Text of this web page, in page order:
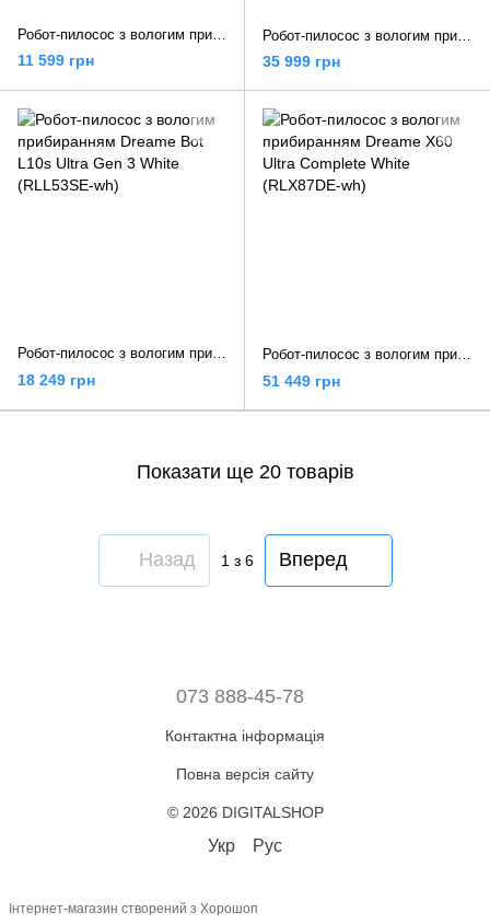
11 599 грн 35 999 грн
Робот-пилосос з вологим прибиранням Dreame Bot L10s Ultra Gen 3 White (RLL53SE-wh)
18 249 грн
Робот-пилосос з вологим прибиранням Dreame X60 Ultra Complete White (RLX87DE-wh)
51 449 грн
Показати ще 20 товарів
Назад 1 з 6 Вперед
073 888-45-78
Контактна інформація
Повна версія сайту
© 2026 DIGITALSHOP
Укр Рус
Інтернет-магазин створений з Хорошоп